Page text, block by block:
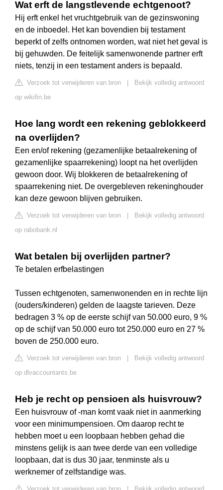
Wat erft de langstlevende echtgenoot?
Hij erft enkel het vruchtgebruik van de gezinswoning
en de inboedel. Het kan bovendien bij testament
beperkt of zelfs ontnomen worden, wat niet het geval is
bij gehuwden. De feitelijk samenwonende partner erft
niets, tenzij in een testament anders is bepaald.
Verzoek tot verwijderen van bron
Bekijk volledig antwoord
op wikifin.be
Hoe lang wordt een rekening geblokkeerd
na overlijden?
Een en/of rekening (gezamenlijke betaalrekening of
gezamenlijke spaarrekening) loopt na het overlijden
gewoon door. Wij blokkeren de betaalrekening of
spaarrekening niet. De overgebleven rekeninghouder
kan deze gewoon blijven gebruiken.
Verzoek tot verwijderen van bron
Bekijk volledig antwoord
op rabobank.nl
Wat betalen bij overlijden partner?
Te betalen erfbelastingen
Tussen echtgenoten, samenwonenden en in rechte lijn
(ouders/kinderen) gelden de laagste tarieven. Deze
bedragen 3 % op de eerste schijf van 50.000 euro, 9 %
op de schijf van 50.000 euro tot 250.000 euro en 27 %
boven de 250.000 euro.
Verzoek tot verwijderen van bron
Bekijk volledig antwoord
op dlvaccountants.be
Heb je recht op pensioen als huisvrouw?
Een huisvrouw of -man komt vaak niet in aanmerking
voor een minimumpensioen. Om daarop recht te
hebben moet u een loopbaan hebben gehad die
minstens gelijk is aan twee derde van een volledige
loopbaan, dat is dus 30 jaar, tenminste als u
werknemer of zelfstandige was.